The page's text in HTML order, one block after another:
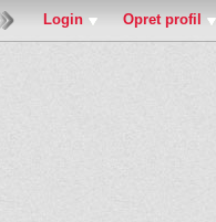
Login Opret profil